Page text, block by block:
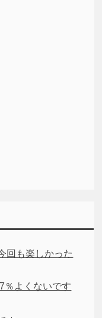
回も楽しかった
％よくないです